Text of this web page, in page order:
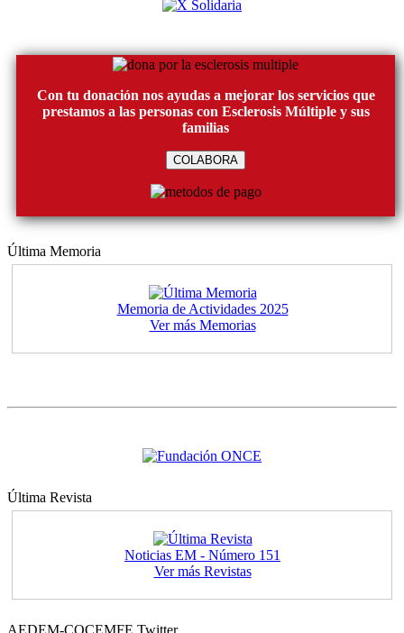
Con tu donación nos ayudas a mejorar los servicios que
prestamos a las personas con Esclerosis Múltiple y sus
familias
COLABORA
Última Memoria
Memoria de Actividades 2025
Ver más Memorias
Última Revista
Noticias EM - Número 151
Ver más Revistas
AEDEM-COCEMFE Twitter